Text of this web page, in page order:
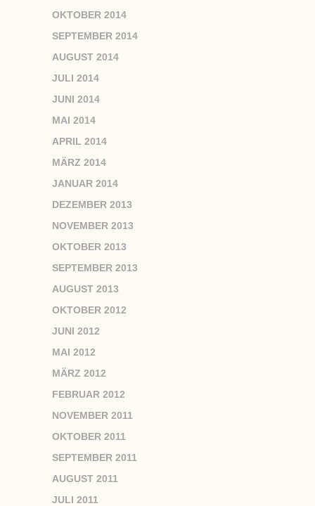
OKTOBER 2014
SEPTEMBER 2014
AUGUST 2014
JULI 2014
JUNI 2014
MAI 2014
APRIL 2014
MÄRZ 2014
JANUAR 2014
DEZEMBER 2013
NOVEMBER 2013
OKTOBER 2013
SEPTEMBER 2013
AUGUST 2013
OKTOBER 2012
JUNI 2012
MAI 2012
MÄRZ 2012
FEBRUAR 2012
NOVEMBER 2011
OKTOBER 2011
SEPTEMBER 2011
AUGUST 2011
JULI 2011